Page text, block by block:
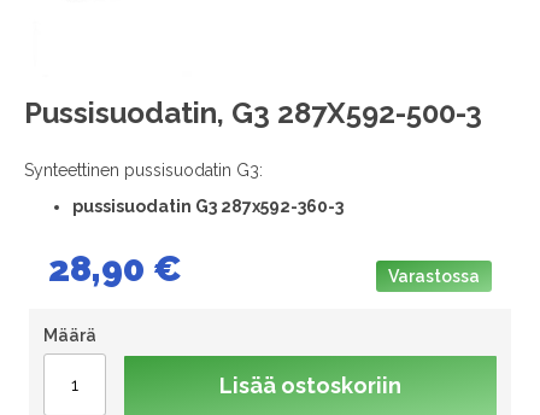
Pussisuodatin, G3 287X592-500-3
Synteettinen pussisuodatin G3:
pussisuodatin G3 287x592-360-3
28,90 € Varastossa
Määrä
Lisää ostoskoriin
Skip
to
beginning
gallery